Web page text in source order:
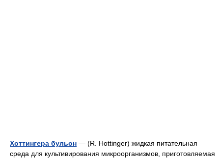
Хоттингера бульон — (R. Hottinger) жидкая питательная
среда для культивирования микроорганизмов, приготовляемая